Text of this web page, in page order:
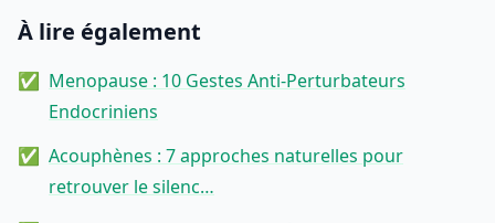
À lire également
Menopause : 10 Gestes Anti-Perturbateurs
Endocriniens
Acouphènes : 7 approches naturelles pour
retrouver le silenc…